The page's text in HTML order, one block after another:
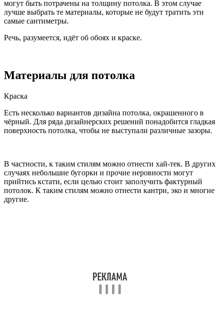
могут быть потрачены на толщину потолка. В этом случае
лучше выбрать те материалы, которые не будут тратить эти
самые сантиметры.
Речь, разумеется, идёт об обоях и краске.
Материалы для потолка
Краска
Есть несколько вариантов дизайна потолка, окрашенного в
чёрный. Для ряда дизайнерских решений понадобится гладкая
поверхность потолка, чтобы не выступали различные зазоры.
В частности, к таким стилям можно отнести хай-тек. В других
случаях небольшие бугорки и прочие неровности могут
прийтись кстати, если целью стоит заполучить фактурный
потолок. К таким стилям можно отнести кантри, эко и многие
другие.